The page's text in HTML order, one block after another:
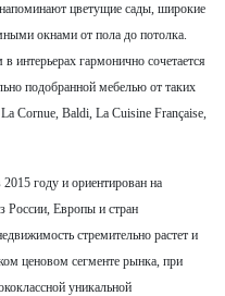
цветущие сады, широкие
окнами от пола до потолка.
интерьерах гармонично сочетается
подобранной мебелью от таких
Cornue, Baldi, La Cuisine Française,
году и ориентирован на
России, Европы и стран
стремительно растет и
ценовом сегменте рынка, при
уникальной